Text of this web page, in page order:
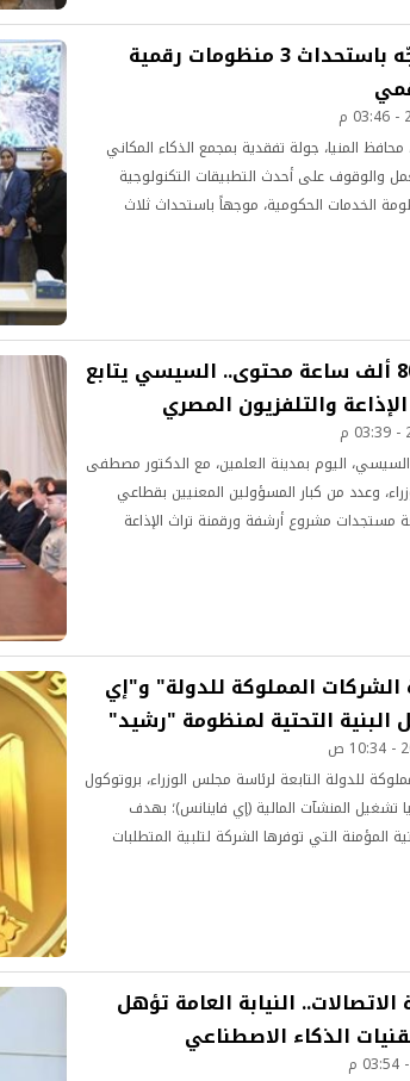
محافظ المنيا يوجّه باستحداث 3 منظومات رقمية
المنيا، جولة تفقدية بمجمع الذكاء المكاني
والوقوف على أحدث التطبيقات التكنولوجية
الخدمات الحكومية، موجهاً باستحداث ثلاث
مليون شريط و800 ألف ساعة محتوى.. السيسي يتابع
والتلفزيون المصري
السيسي، اليوم بمدينة العلمين، مع الدكتور مصطفى
وعدد من كبار المسؤولين المعنيين بقطاعي
مستجدات مشروع أرشفة ورقمنة تراث الإذاعة
المملوكة للدولة" و"إي
التحتية لمنظومة "رشيد"
للدولة التابعة لرئاسة مجلس الوزراء، بروتوكول
تشغيل المنشآت المالية (إي فاينانس)؛ بهدف
المؤمنة التي توفرها الشركة لتلبية المتطلبات
الاتصالات.. النيابة العامة تؤهل
الذكاء الاصطناعي